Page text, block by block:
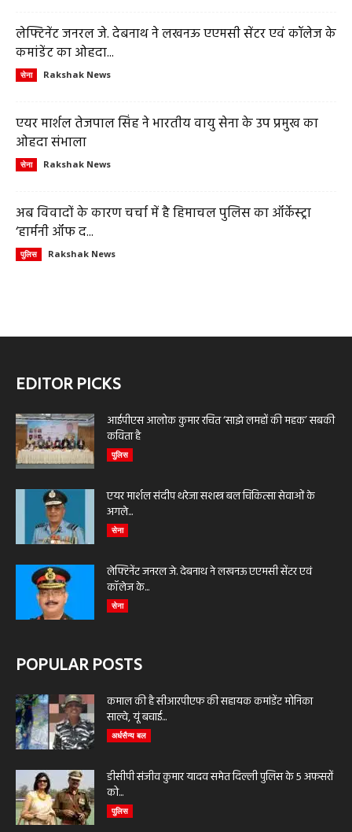
लेफ्टिनेंट जनरल जे. देबनाथ ने लखनऊ एएमसी सेंटर एवं कॉलेज के
कमांडेंट का ओहदा...
सेना Rakshak News
एयर मार्शल तेजपाल सिंह ने भारतीय वायु सेना के उप प्रमुख का
ओहदा संभाला
सेना Rakshak News
अब विवादों के कारण चर्चा में है हिमाचल पुलिस का ऑर्केस्ट्रा
‘हार्मनी ऑफ द...
पुलिस Rakshak News
EDITOR PICKS
आईपीएस आलोक कुमार रचित ‘साझे लमहों की महक’ सबकी
कविता है
पुलिस
एयर मार्शल संदीप थरेजा सशस्त्र बल चिकित्सा सेवाओं के
अगले...
सेना
लेफ्टिनेंट जनरल जे. देबनाथ ने लखनऊ एएमसी सेंटर एवं
कॉलेज के...
सेना
POPULAR POSTS
कमाल की है सीआरपीएफ की सहायक कमांडेंट मोनिका
साल्वे, यूं बचाई...
अर्धसैन्य बल
डीसीपी संजीव कुमार यादव समेत दिल्ली पुलिस के 5 अफसरों
को...
पुलिस